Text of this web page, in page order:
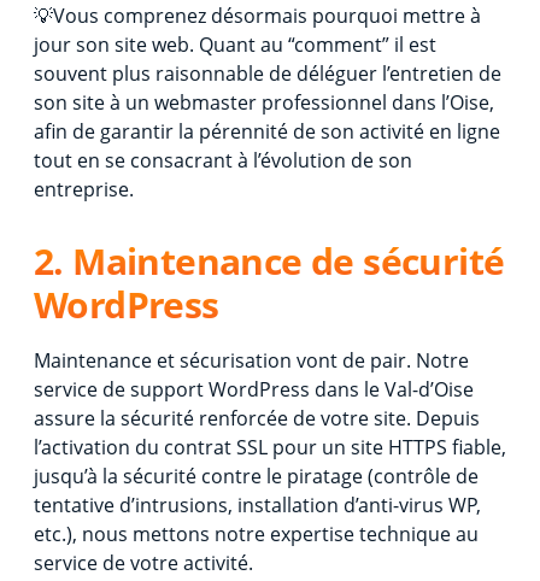
💡Vous comprenez désormais pourquoi mettre à
jour son site web. Quant au “comment” il est
souvent plus raisonnable de déléguer l’entretien de
son site à un webmaster professionnel dans l’Oise,
afin de garantir la pérennité de son activité en ligne
tout en se consacrant à l’évolution de son
entreprise.
2. Maintenance de sécurité
WordPress
Maintenance et sécurisation vont de pair. Notre
service de support WordPress dans le Val-d’Oise
assure la sécurité renforcée de votre site. Depuis
l’activation du contrat SSL pour un site HTTPS fiable,
jusqu’à la sécurité contre le piratage (contrôle de
tentative d’intrusions, installation d’anti-virus WP,
etc.), nous mettons notre expertise technique au
service de votre activité.